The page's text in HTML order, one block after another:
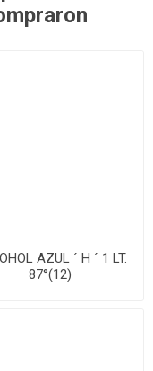
AZUL ´ H ´ 1 LT.
87°(12)